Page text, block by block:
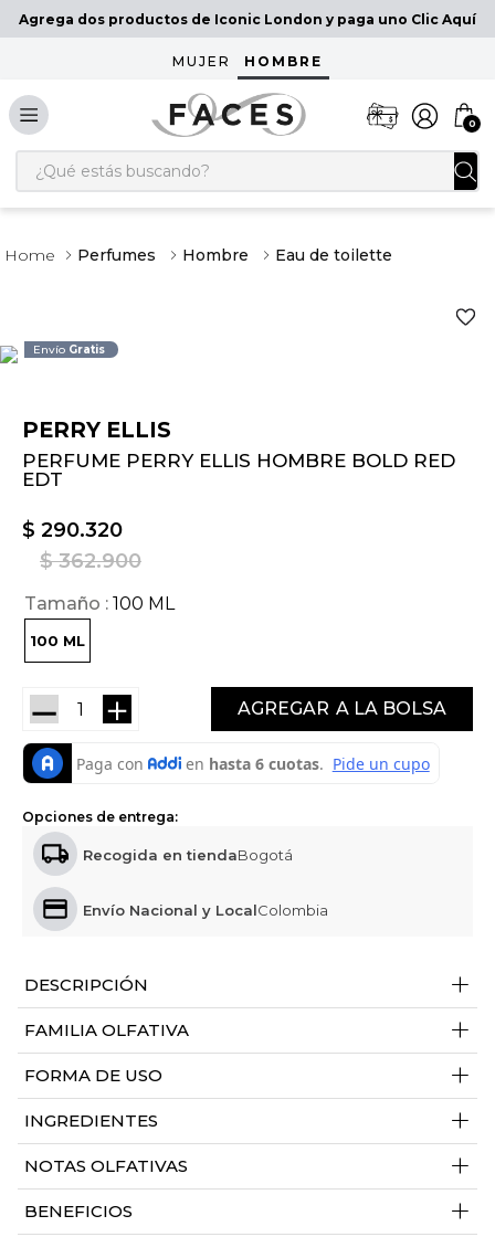
Agrega dos productos de Iconic London y paga uno Clic Aquí
MUJER HOMBRE
0
¿Qué estás buscando?
Perfumes Hombre Eau de toilette
Envío Gratis
PERRY ELLIS
PERFUME PERRY ELLIS HOMBRE BOLD RED
EDT
$ 290.320
$ 362.900
Tamaño 100 ML
100 ML
＋
－ AGREGAR
Opciones de entrega:
Recogida en tiendaBogotá
Envío Nacional y LocalColombia
DESCRIPCIÓN +
FAMILIA OLFATIVA +
FORMA DE USO +
INGREDIENTES +
NOTAS OLFATIVAS +
BENEFICIOS +